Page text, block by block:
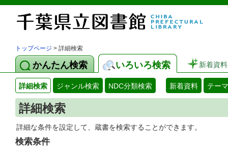
トップページ > 詳細検索
かんたん検索 いろいろ検索 新着資料
詳細検索 ジャンル検索 NDC分類検索 新着資料 テー
詳細検索
詳細な条件を設定して、蔵書を検索することができます。
検索条件